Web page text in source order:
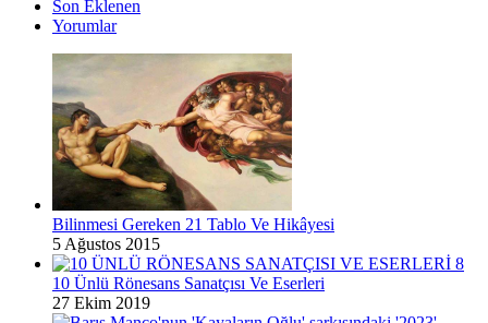
Son Eklenen
Yorumlar
Bilinmesi Gereken 21 Tablo Ve Hikâyesi
5 Ağustos 2015
10 Ünlü Rönesans Sanatçısı Ve Eserleri
27 Ekim 2019